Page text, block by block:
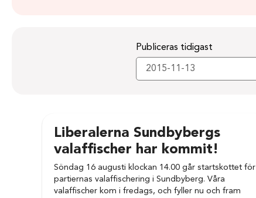
Publiceras tidigast
Liberalerna Sundbybergs
valaffischer har kommit!
Söndag 16 augusti klockan 14.00 går startskottet för
partiernas valaffischering i Sundbyberg. Våra
valaffischer kom i fredags, och fyller nu och fram